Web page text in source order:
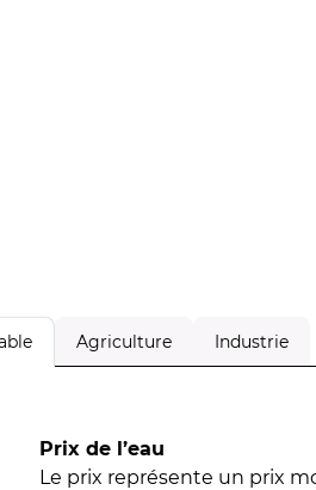
Agriculture Industrie
Prix de l’eau
Le prix représente un prix